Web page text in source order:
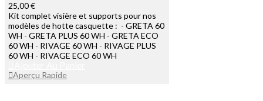
25,00 €
Kit complet visière et supports pour nos
modèles de hotte casquette : - GRETA 60
WH - GRETA PLUS 60 WH - GRETA ECO
60 WH - RIVAGE 60 WH - RIVAGE PLUS
60 WH - RIVAGE ECO 60 WH
Aperçu Rapide